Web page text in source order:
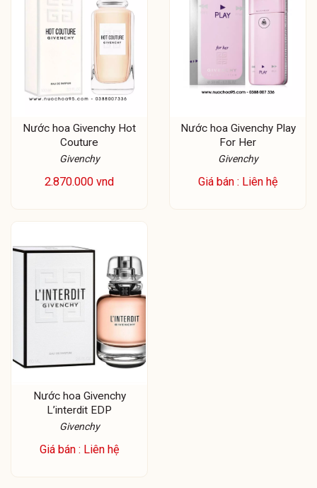
Nước hoa Givenchy Hot
Couture
Givenchy
2.870.000 vnd
Nước hoa Givenchy Play
For Her
Givenchy
Giá bán : Liên hệ
Nước hoa Givenchy
L’interdit EDP
Givenchy
Giá bán : Liên hệ